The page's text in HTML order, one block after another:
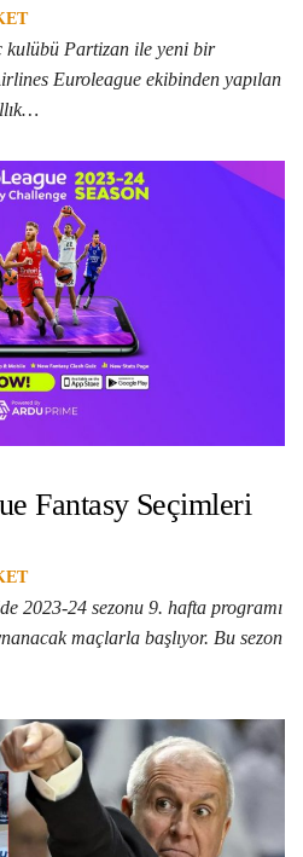
kulübü Partizan ile yeni bir
Euroleague ekibinden yapılan
Fantasy Seçimleri
2023-24 sezonu 9. hafta programı
maçlarla başlıyor. Bu sezon